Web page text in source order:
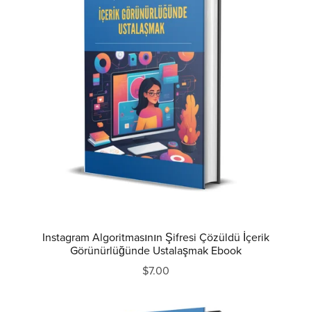
Instagram Algoritmasının Şifresi Çözüldü İçerik
Görünürlüğünde Ustalaşmak Ebook
$7.00